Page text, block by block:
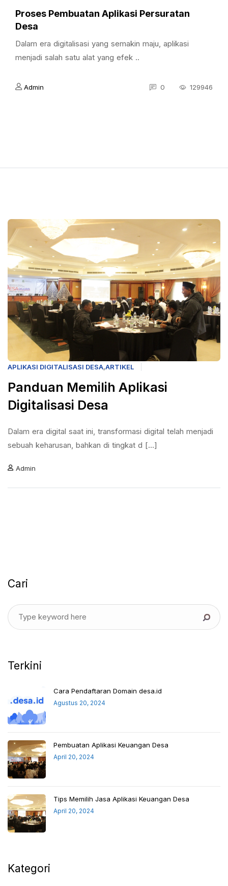
Proses Pembuatan Aplikasi Persuratan
Desa
Dalam era digitalisasi yang semakin maju, aplikasi
menjadi salah satu alat yang efek ..
Admin 0 129946
APLIKASI DIGITALISASI DESA,ARTIKEL
Panduan Memilih Aplikasi
Digitalisasi Desa
Dalam era digital saat ini, transformasi digital telah menjadi
sebuah keharusan, bahkan di tingkat d [...]
Admin
Cari
Terkini
Cara Pendaftaran Domain desa.id
Agustus 20, 2024
Pembuatan Aplikasi Keuangan Desa
April 20, 2024
Tips Memilih Jasa Aplikasi Keuangan Desa
April 20, 2024
Kategori